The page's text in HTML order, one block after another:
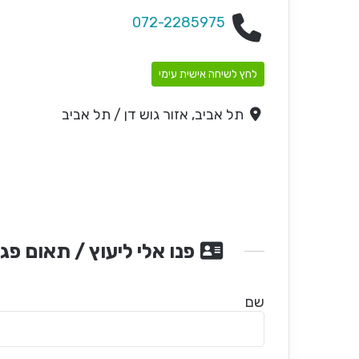
072-2285975
לחץ לשיחה אישית עימי
תל אביב, אזור גוש דן / תל אביב
פנו אלי ליעוץ / תאום
שם